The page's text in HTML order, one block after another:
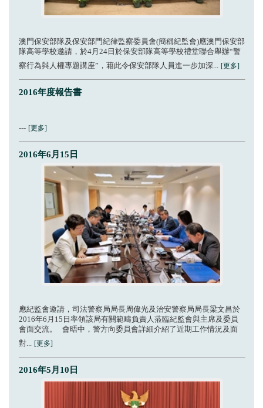
澳門保安部隊及保安部門紀律監察委員會(簡稱紀監會)應澳門保安部
隊高等學校邀請，於4月24日於保安部隊高等學校禮堂聯合舉辦“警
察行為與人權專題講座”，藉此令保安部隊人員進一步加深... [更多]
2016年度報告書
--- [更多]
2016年6月15日
應紀監會邀請，司法警察局局長周偉光及治安警察局局長梁文昌於
2016年6月15日率領該局有關範疇負責人蒞臨紀監會與主席及委員
會面交流。 會晤中，警方向委員會詳細介紹了近期工作情況及面
對... [更多]
2016年5月10日